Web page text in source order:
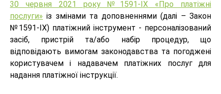
30 червня 2021 року №1591-IX «Про платіжні
послуги» із змінами та доповненнями (далі – Закон
№1591-IX) платіжний інструмент - персоналізований
засіб, пристрій та/або набір процедур, що
відповідають вимогам законодавства та погоджені
користувачем і надавачем платіжних послуг для
надання платіжної інструкції.